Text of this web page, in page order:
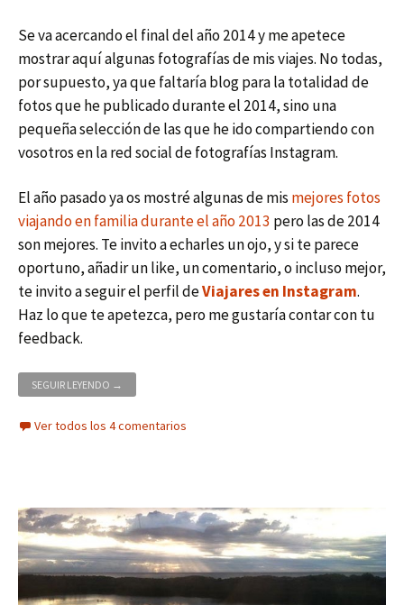
Se va acercando el final del año 2014 y me apetece
mostrar aquí algunas fotografías de mis viajes. No todas,
por supuesto, ya que faltaría blog para la totalidad de
fotos que he publicado durante el 2014, sino una
pequeña selección de las que he ido compartiendo con
vosotros en la red social de fotografías Instagram.
El año pasado ya os mostré algunas de mismejores fotos
viajando en familia durante el año 2013 pero las de 2014
son mejores. Te invito a echarles un ojo, y si te parece
oportuno, añadir un like, un comentario, o incluso mejor,
te invito a seguir el perfil deViajares en Instagram.
Haz lo que te apetezca, pero me gustaría contar con tu
feedback.
SEGUIR LEYENDO MIS 10 MEJORES FOTOS DE INSTAGRAM EN 2014
→
Ver todos los 4 comentarios